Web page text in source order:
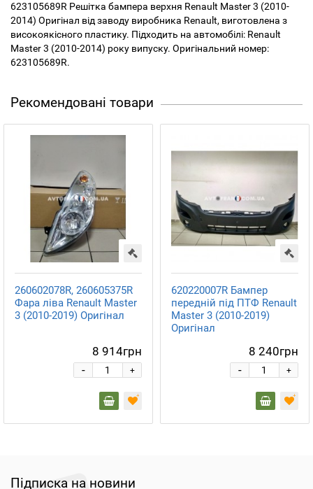
623105689R Решітка бампера верхня Renault Master 3 (2010-
2014) Оригінал від заводу виробника Renault, виготовлена ​​з
високоякісного пластику. Підходить на автомобілі: Renault
Master 3 (2010-2014) року випуску. Оригінальний номер:
623105689R.
Рекомендовані товари
260602078R, 260605375R
Фара ліва Renault Master
3 (2010-2019) Оригінал
8 914грн
+
-
620220007R Бампер
передній під ПТФ Renault
Master 3 (2010-2019)
Оригінал
8 240грн
+
-
Підписка на новини